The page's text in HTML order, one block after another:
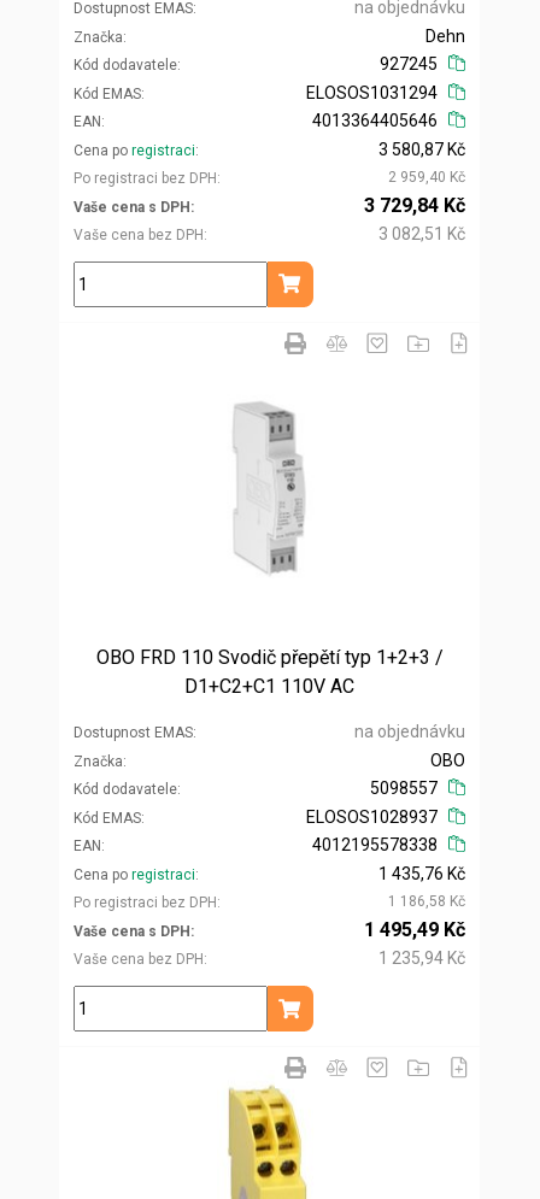
Dostupnost EMAS na objednávku
Značka
Kód dodavatele
Dehn
927245
Kód EMAS
EAN
ELOSOS1031294
4013364405646
Cena po registraci
Po registraci bez DPH
3 580,87 Kč
2 959,40 Kč
Vaše cena s DPH
Vaše cena bez DPH
3 729,84 Kč
3 082,51 Kč
ks
Přidat do košíku
OBO FRD 110 Svodič přepětí typ 1+2+3 /
D1+C2+C1 110V AC
Dostupnost EMAS na objednávku
Značka
Kód dodavatele
OBO
5098557
Kód EMAS
EAN
ELOSOS1028937
4012195578338
Cena po registraci
Po registraci bez DPH
1 435,76 Kč
1 186,58 Kč
Vaše cena s DPH
Vaše cena bez DPH
1 495,49 Kč
1 235,94 Kč
ks
Přidat do košíku